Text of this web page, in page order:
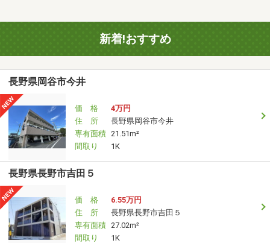
新着!おすすめ
長野県岡谷市今井
価 格
4万円
住 所
長野県岡谷市今井
専有面積 21.51m²
間取り
1K
長野県長野市吉田５
価 格
6.55万円
住 所
長野県長野市吉田５
専有面積 27.02m²
間取り
1K